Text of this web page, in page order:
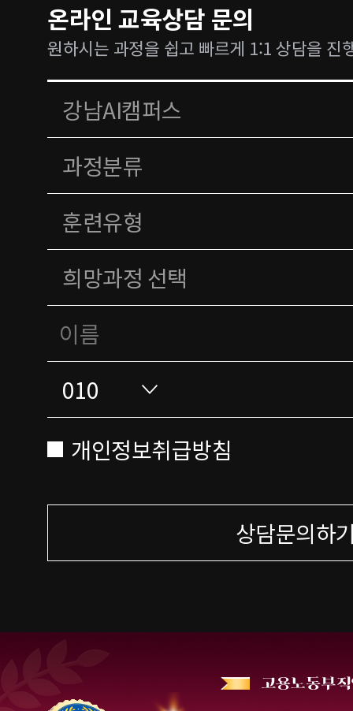
온라인 교육상담 문의
원하시는 과정을 쉽고 빠르게 1:1 상담을 진
개인정보취급방침
상담문의하